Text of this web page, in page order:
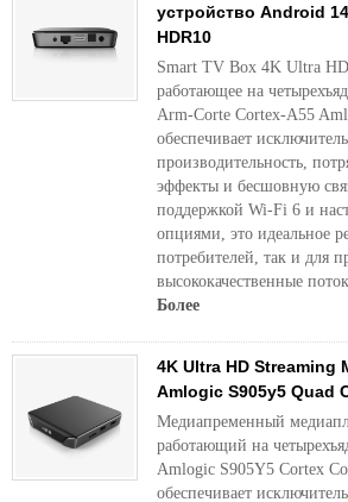
устройство Android
HDR10
Smart TV Box 4K Ultra
работающее на
Arm-Corte Cortex-A55
обеспечивает
производительность,
эффекты и бесшовную
поддержкой Wi-Fi 6 и
опциями, это идеальное
потребителей, так и для
высококачественные
Более
4K Ultra HD Streaming
Amlogic S905y5 Quad
Медиапременный
работающий на
Amlogic S905Y5 Cortex
обеспечивает